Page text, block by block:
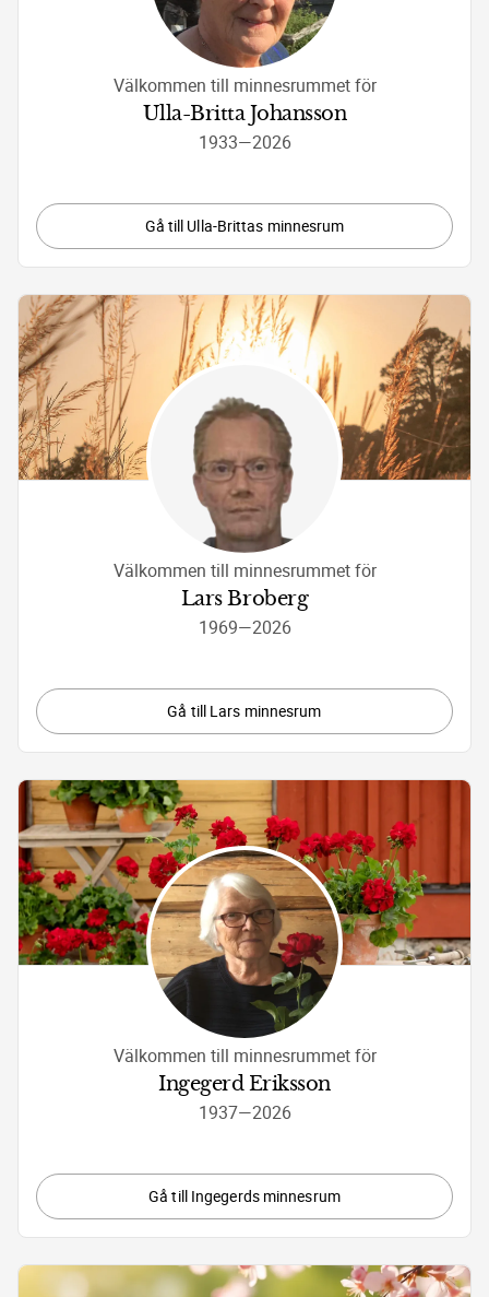
Välkommen till minnesrummet för
Ulla-Britta Johansson
1933—2026
Gå till Ulla-Brittas minnesrum
Välkommen till minnesrummet för
Lars Broberg
1969—2026
Gå till Lars minnesrum
Välkommen till minnesrummet för
Ingegerd Eriksson
1937—2026
Gå till Ingegerds minnesrum